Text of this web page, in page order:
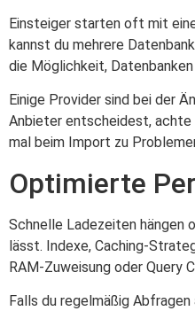
Einsteiger starten oft mit
kannst du mehrere
die Möglichkeit,
Einige Provider sind bei der
Anbieter entscheidest, achte
mal beim Import zu
Optimierte
Schnelle Ladezeiten hängen
lässt. Indexe, Caching-
RAM-Zuweisung oder Query
Falls du regelmäßig